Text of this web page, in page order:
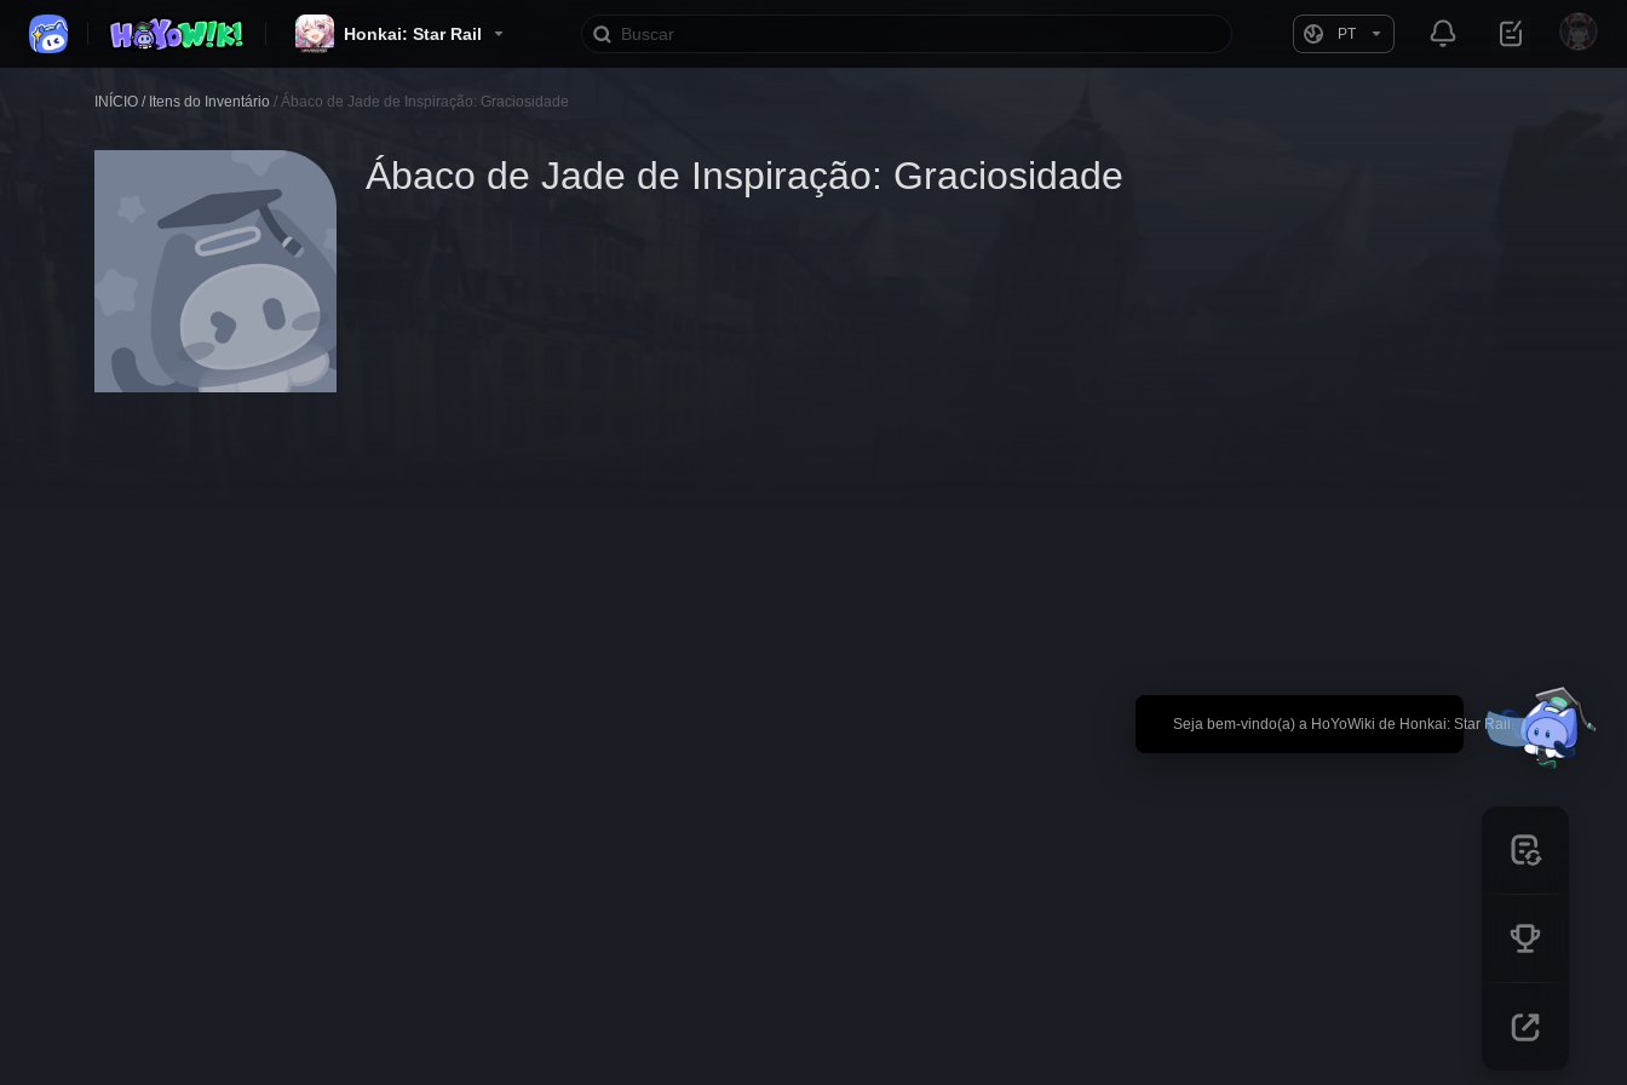
Honkai: Star Rail PT
🎉 Seja bem-vindo(a) a HoYoWiki de Honkai: Star Rail!
INÍCIO / Itens do Inventário / Ábaco de Jade de Inspiração: Graciosidade
Ábaco de Jade de Inspiração: Graciosidade